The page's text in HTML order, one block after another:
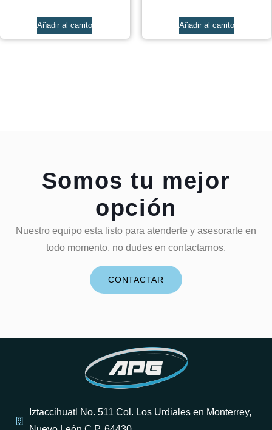
Añadir al carrito Añadir al carrito
Somos tu mejor
opción
Nuestro equipo esta listo para atenderte y asesorarte en
todo momento, no dudes en contactarnos.
CONTACTAR
Iztaccihuatl No. 511 Col. Los Urdiales en Monterrey,